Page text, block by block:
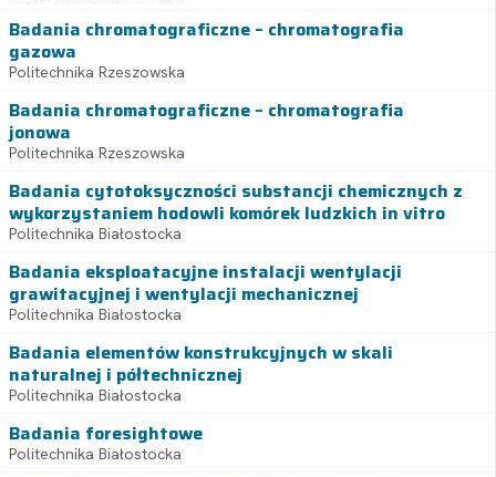
Badania chromatograficzne – chromatografia
gazowa
Politechnika Rzeszowska
Badania chromatograficzne – chromatografia
jonowa
Politechnika Rzeszowska
Badania cytotoksyczności substancji chemicznych z
wykorzystaniem hodowli komórek ludzkich in vitro
Politechnika Białostocka
Badania eksploatacyjne instalacji wentylacji
grawitacyjnej i wentylacji mechanicznej
Politechnika Białostocka
Badania elementów konstrukcyjnych w skali
naturalnej i półtechnicznej
Politechnika Białostocka
Badania foresightowe
Politechnika Białostocka